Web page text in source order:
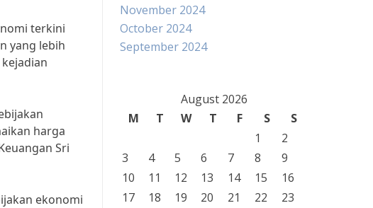
terkini
yang lebih
harga
Sri
ekonomi
November 2024
October 2024
September 2024
August 2026
M
T W T F S
S
1
2
3
4 5 6 7 8
9
10
11 12 13 14 15
16
17
18 19 20 21 22
23